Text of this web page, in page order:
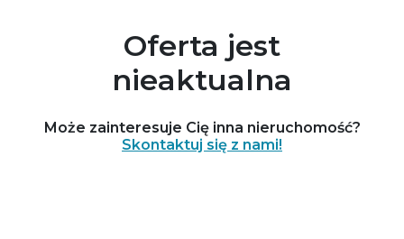
Oferta jest
nieaktualna
Może zainteresuje Cię inna nieruchomość?
Skontaktuj się z nami!